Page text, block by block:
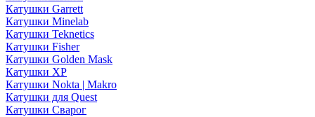
Катушки Garrett
Катушки Minelab
Катушки Teknetics
Катушки Fisher
Катушки Golden Mask
Катушки XP
Катушки Nokta | Makro
Катушки для Quest
Катушки Сварог